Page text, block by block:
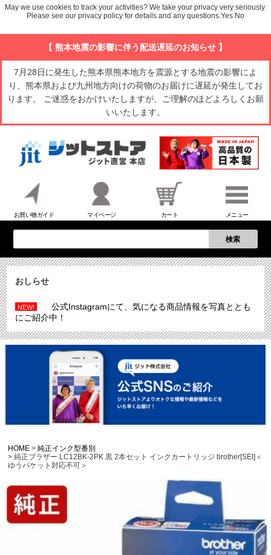
【 熊本地震の影響に伴う配送遅延のお知らせ 】
7月28日に発生した熊本県熊本地方を震源とする地震の影響によ
り、熊本県および九州地方向けの荷物のお届けに遅延が発生してお
ります。 ご迷惑をおかけいたしますが、ご理解のほどよろしくお願
いいたします。
お買い物ガイド マイページ カート メニュー
検索
おしらせ
NEW!
公式Instagramにて、気になる商品情報を写真ととも
にご紹介中！
HOME
純正インク型番別
純正ブラザー LC12BK-2PK 黒 2本セット インクカートリッジ brother[SEI]＜
ゆうパケット対応不可＞
May we use cookies to track your activities? We take your privacy very seriously.
Please see our privacy policy for details and any questions.Yes No